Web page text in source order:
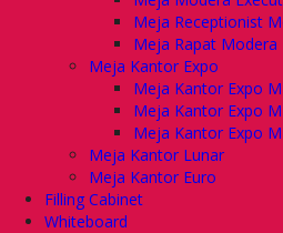
Meja Receptionist
Meja Rapat Modera
Meja Kantor Expo
Meja Kantor Expo
Meja Kantor Expo
Meja Kantor Expo
Meja Kantor Lunar
Meja Kantor Euro
Filling Cabinet
Whiteboard